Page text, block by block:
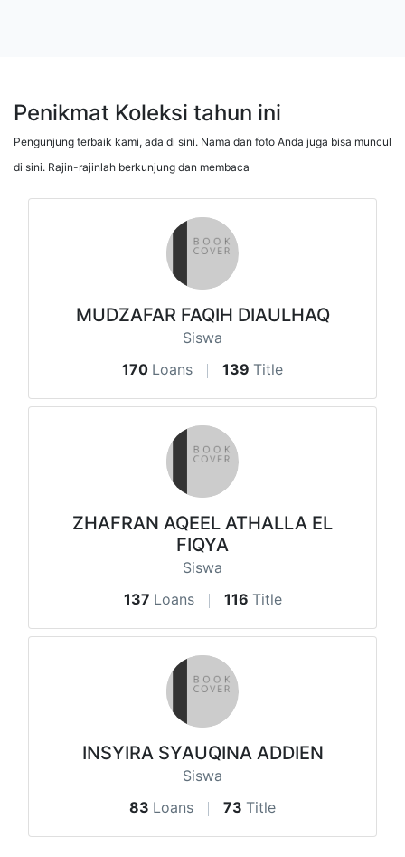
Penikmat Koleksi tahun ini
Pengunjung terbaik kami, ada di sini. Nama dan foto Anda juga bisa muncul
di sini. Rajin-rajinlah berkunjung dan membaca
MUDZAFAR FAQIH DIAULHAQ
Siswa
170 Loans 139 Title
ZHAFRAN AQEEL ATHALLA EL
FIQYA
Siswa
137 Loans 116 Title
INSYIRA SYAUQINA ADDIEN
Siswa
83 Loans 73 Title